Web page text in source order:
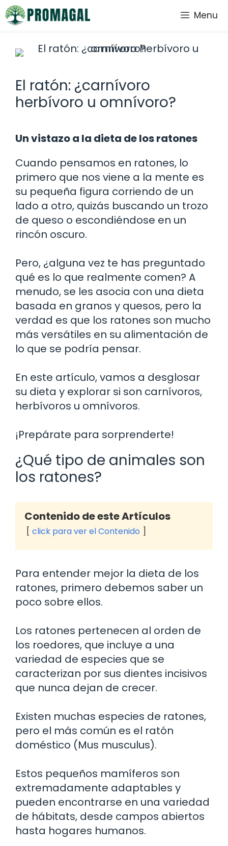
Saltar
al
Menu
El ratón: ¿carnívoro
herbívoro u omnívoro?
Un vistazo a la dieta de los ratones
Cuando pensamos en ratones, lo
primero que nos viene a la mente es
su pequeña figura corriendo de un
lado a otro, quizás buscando un trozo
de queso o escondiéndose en un
rincón oscuro.
Pero, ¿alguna vez te has preguntado
qué es lo que realmente comen? A
menudo, se les asocia con una dieta
basada en granos y quesos, pero la
verdad es que los ratones son mucho
más versátiles en su alimentación de
lo que se podría pensar.
En este artículo, vamos a desglosar
su dieta y explorar si son carnívoros,
herbívoros u omnívoros.
¡Prepárate para sorprenderte!
¿Qué tipo de animales son
los ratones?
Contenido de este Artículos
click para ver el Contenido
Para entender mejor la dieta de los
ratones, primero debemos saber un
poco sobre ellos.
Los ratones pertenecen al orden de
los roedores, que incluye a una
variedad de especies que se
caracterizan por sus dientes incisivos
que nunca dejan de crecer.
Existen muchas especies de ratones,
pero el más común es el ratón
doméstico (Mus musculus).
Estos pequeños mamíferos son
extremadamente adaptables y
pueden encontrarse en una variedad
de hábitats, desde campos abiertos
hasta hogares humanos.